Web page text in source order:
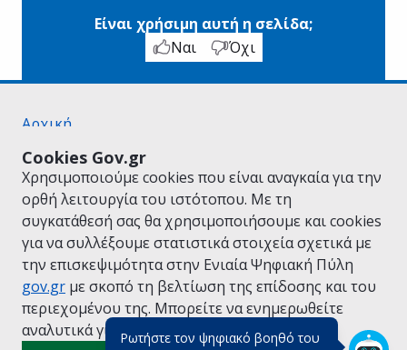
Ρωτήστε τον ψηφιακό βοηθό του
Cookies Gov.gr
Χρησιμοποιούμε cookies που είναι αναγκαία για την
ορθή λειτουργία του ιστότοπου. Με τη
συγκατάθεσή σας θα χρησιμοποιήσουμε και cookies
για να συλλέξουμε στατιστικά στοιχεία σχετικά με
την επισκεψιμότητα στην Ενιαία Ψηφιακή Πύλη
gov.gr με σκοπό τη βελτίωση της επίδοσης και του
περιεχομένου της. Μπορείτε να ενημερωθείτε
αναλυτικά για την Πολιτική Cookies.
Είναι χρήσιμη αυτή η σελίδα;
Ναι
Όχι
Αρχική
Όροι Χρήσης
Πολιτική Απορρήτου
Δήλωση προσβασιμότητας
Πολιτική cookies
Προτάσεις για το gov.gr
Υλοποίηση από το Υπουργείο Ψηφιακής
Διακυβέρνησης
Ελληνικά |Αγγλικά